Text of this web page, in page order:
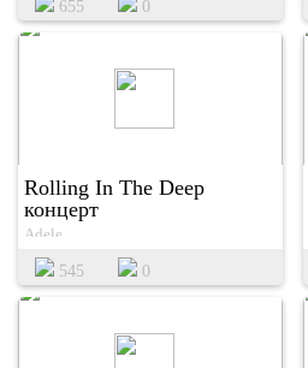
655 0
Rolling In The Deep
концерт
Adele
545 0